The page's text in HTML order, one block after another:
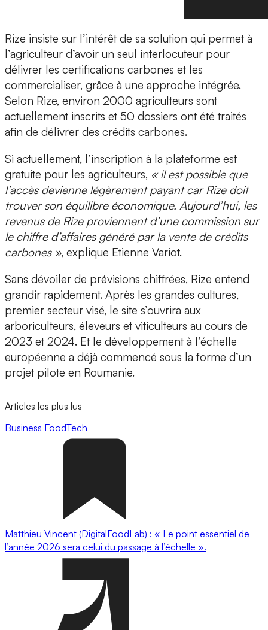
Rize insiste sur l’intérêt de sa solution qui permet à
l’agriculteur d’avoir un seul interlocuteur pour
délivrer les certifications carbones et les
commercialiser, grâce à une approche intégrée.
Selon Rize, environ 2000 agriculteurs sont
actuellement inscrits et 50 dossiers ont été traités
afin de délivrer des crédits carbones.
Si actuellement, l’inscription à la plateforme est
gratuite pour les agriculteurs, « il est possible que
l’accès devienne légèrement payant car Rize doit
trouver son équilibre économique. Aujourd’hui, les
revenus de Rize proviennent d’une commission sur
le chiffre d’affaires généré par la vente de crédits
carbones », explique Etienne Variot.
Sans dévoiler de prévisions chiffrées, Rize entend
grandir rapidement. Après les grandes cultures,
premier secteur visé, le site s’ouvrira aux
arboriculteurs, éleveurs et viticulteurs au cours de
2023 et 2024. Et le développement à l’échelle
européenne a déjà commencé sous la forme d’un
projet pilote en Roumanie.
Articles les plus lus
Business FoodTech
Matthieu Vincent (DigitalFoodLab) : « Le point essentiel de
l’année 2026 sera celui du passage à l’échelle ».